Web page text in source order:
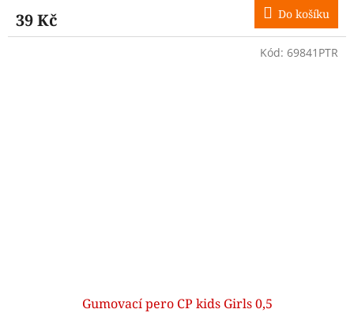
39 Kč Do košíku
Gumovací pero CP kids Girls 0,5
Kód: 69841PTR